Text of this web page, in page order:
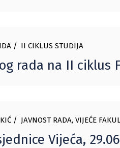
II CIKLUS STUDIJA
rada na II ciklus
JAVNOST RADA, VIJEĆE
Vijeća,